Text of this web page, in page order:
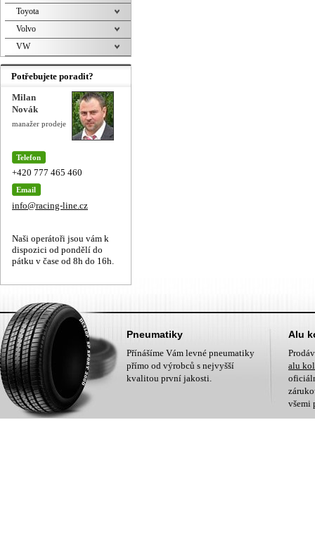
Toyota
Volvo
VW
Potřebujete poradit?
Milan
Novák
manažer prodeje
Telefon
+420 777 465 460
Email
info@racing-line.cz
Naši operátoři jsou vám k
dispozici od pondělí do
pátku v čase od 8h do 16h.
Pneumatiky
Přínášíme Vám levné pneumatiky
přímo od výrobců s nejvyšší
kvalitou první jakosti.
Alu
alu
všemi